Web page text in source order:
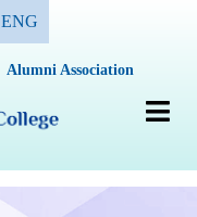
ENG
Alumni Association